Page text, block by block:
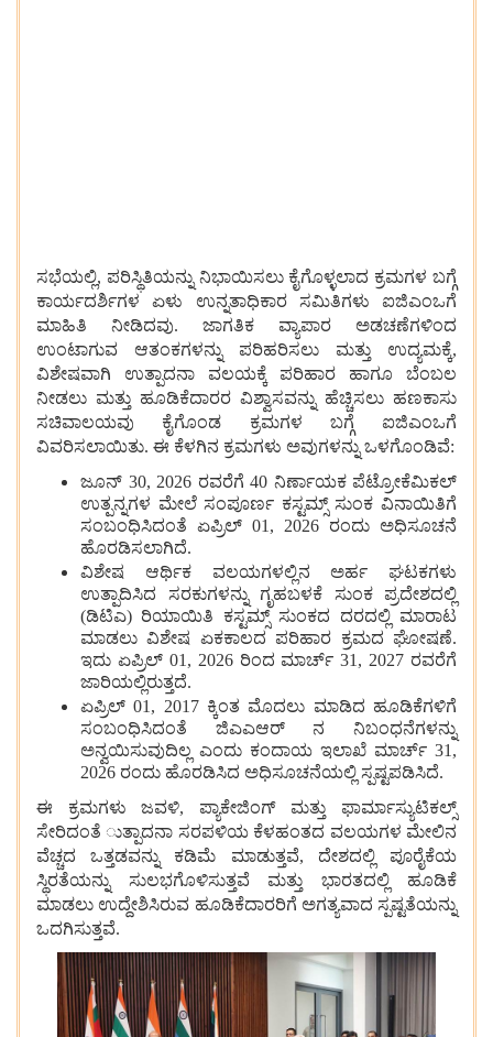
ಸಭೆಯಲ್ಲಿ, ಪರಿಸ್ಥಿತಿಯನ್ನು ನಿಭಾಯಿಸಲು ಕೈಗೊಳ್ಳಲಾದ ಕ್ರಮಗಳ ಬಗ್ಗೆ
ಕಾರ್ಯದರ್ಶಿಗಳ ಏಳು ಉನ್ನತಾಧಿಕಾರ ಸಮಿತಿಗಳು ಐಜಿಎಂಒಗೆ
ಮಾಹಿತಿ ನೀಡಿದವು. ಜಾಗತಿಕ ವ್ಯಾಪಾರ ಅಡಚಣೆಗಳಿಂದ
ಉಂಟಾಗುವ ಆತಂಕಗಳನ್ನು ಪರಿಹರಿಸಲು ಮತ್ತು ಉದ್ಯಮಕ್ಕೆ,
ವಿಶೇಷವಾಗಿ ಉತ್ಪಾದನಾ ವಲಯಕ್ಕೆ ಪರಿಹಾರ ಹಾಗೂ ಬೆಂಬಲ
ನೀಡಲು ಮತ್ತು ಹೂಡಿಕೆದಾರರ ವಿಶ್ವಾಸವನ್ನು ಹೆಚ್ಚಿಸಲು ಹಣಕಾಸು
ಸಚಿವಾಲಯವು ಕೈಗೊಂಡ ಕ್ರಮಗಳ ಬಗ್ಗೆ ಐಜಿಎಂಒಗೆ
ವಿವರಿಸಲಾಯಿತು. ಈ ಕೆಳಗಿನ ಕ್ರಮಗಳು ಅವುಗಳನ್ನು ಒಳಗೊಂಡಿವೆ:
ಜೂನ್ 30, 2026 ರವರೆಗೆ 40 ನಿರ್ಣಾಯಕ ಪೆಟ್ರೋಕೆಮಿಕಲ್
ಉತ್ಪನ್ನಗಳ ಮೇಲೆ ಸಂಪೂರ್ಣ ಕಸ್ಟಮ್ಸ್ ಸುಂಕ ವಿನಾಯಿತಿಗೆ
ಸಂಬಂಧಿಸಿದಂತೆ ಏಪ್ರಿಲ್ 01, 2026 ರಂದು ಅಧಿಸೂಚನೆ
ಹೊರಡಿಸಲಾಗಿದೆ.
ವಿಶೇಷ ಆರ್ಥಿಕ ವಲಯಗಳಲ್ಲಿನ ಅರ್ಹ ಘಟಕಗಳು
ಉತ್ಪಾದಿಸಿದ ಸರಕುಗಳನ್ನು ಗೃಹಬಳಕೆ ಸುಂಕ ಪ್ರದೇಶದಲ್ಲಿ
(ಡಿಟಿಎ) ರಿಯಾಯಿತಿ ಕಸ್ಟಮ್ಸ್ ಸುಂಕದ ದರದಲ್ಲಿ ಮಾರಾಟ
ಮಾಡಲು ವಿಶೇಷ ಏಕಕಾಲದ ಪರಿಹಾರ ಕ್ರಮದ ಘೋಷಣೆ.
ಇದು ಏಪ್ರಿಲ್ 01, 2026 ರಿಂದ ಮಾರ್ಚ್ 31, 2027 ರವರೆಗೆ
ಜಾರಿಯಲ್ಲಿರುತ್ತದೆ.
ಏಪ್ರಿಲ್ 01, 2017 ಕ್ಕಿಂತ ಮೊದಲು ಮಾಡಿದ ಹೂಡಿಕೆಗಳಿಗೆ
ಸಂಬಂಧಿಸಿದಂತೆ ಜಿಎಎಆರ್‌ ನ ನಿಬಂಧನೆಗಳನ್ನು
ಅನ್ವಯಿಸುವುದಿಲ್ಲ ಎಂದು ಕಂದಾಯ ಇಲಾಖೆ ಮಾರ್ಚ್ 31,
2026 ರಂದು ಹೊರಡಿಸಿದ ಅಧಿಸೂಚನೆಯಲ್ಲಿ ಸ್ಪಷ್ಟಪಡಿಸಿದೆ.
ಈ ಕ್ರಮಗಳು ಜವಳಿ, ಪ್ಯಾಕೇಜಿಂಗ್ ಮತ್ತು ಫಾರ್ಮಾಸ್ಯುಟಿಕಲ್ಸ್
ಸೇರಿದಂತೆ ುತ್ಪಾದನಾ ಸರಪಳಿಯ ಕೆಳಹಂತದ ವಲಯಗಳ ಮೇಲಿನ
ವೆಚ್ಚದ ಒತ್ತಡವನ್ನು ಕಡಿಮೆ ಮಾಡುತ್ತವೆ, ದೇಶದಲ್ಲಿ ಪೂರೈಕೆಯ
ಸ್ಥಿರತೆಯನ್ನು ಸುಲಭಗೊಳಿಸುತ್ತವೆ ಮತ್ತು ಭಾರತದಲ್ಲಿ ಹೂಡಿಕೆ
ಮಾಡಲು ಉದ್ದೇಶಿಸಿರುವ ಹೂಡಿಕೆದಾರರಿಗೆ ಅಗತ್ಯವಾದ ಸ್ಪಷ್ಟತೆಯನ್ನು
ಒದಗಿಸುತ್ತವೆ.